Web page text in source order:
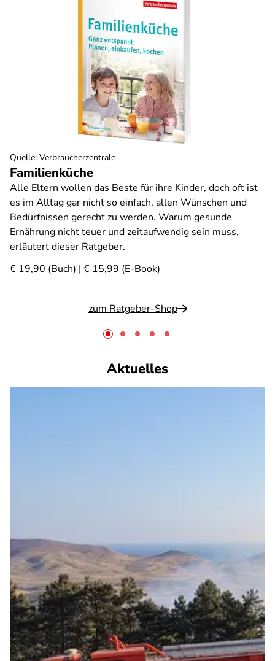
Familienküche
Alle Eltern wollen das Beste für ihre Kinder, doch oft ist
es im Alltag gar nicht so einfach, allen Wünschen und
Bedürfnissen gerecht zu werden. Warum gesunde
Ernährung nicht teuer und zeitaufwendig sein muss,
erläutert dieser Ratgeber.
€ 19,90 (Buch) | € 15,99 (E-Book)
zum Ratgeber-Shop
Quelle: Verbraucherzentrale
Aktuelles